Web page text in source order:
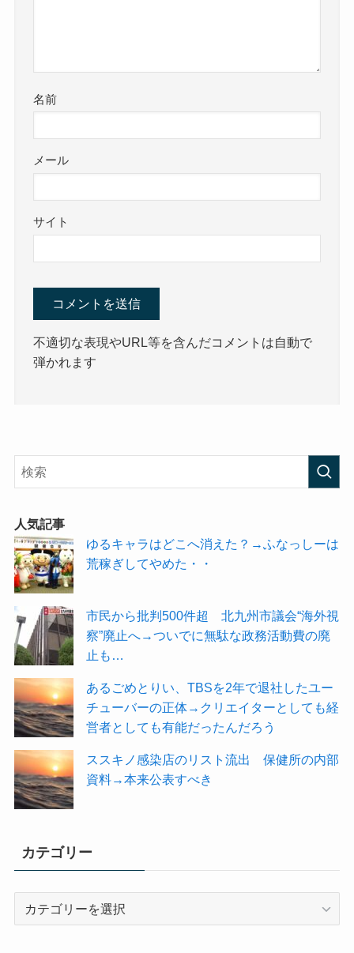
名前
メール
サイト
不適切な表現やURL等を含んだコメントは自動で
弾かれます
人気記事
ゆるキャラはどこへ消えた？→ふなっしーは
荒稼ぎしてやめた・・
市民から批判500件超 北九州市議会“海外視
察”廃止へ→ついでに無駄な政務活動費の廃
止も…
あるごめとりい、TBSを2年で退社したユー
チューバーの正体→クリエイターとしても経
営者としても有能だったんだろう
ススキノ感染店のリスト流出 保健所の内部
資料→本来公表すべき
カテゴリー